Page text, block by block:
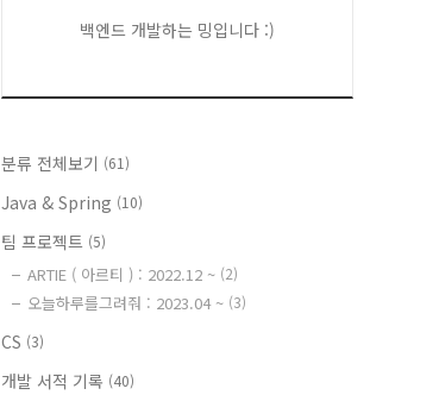
백엔드 개발하는 밍입니다 :)
분류 전체보기 (61)
Java & Spring (10)
팀 프로젝트 (5)
ARTIE ( 아르티 ) : 2022.12 ~ (2)
오늘하루를그려줘 : 2023.04 ~ (3)
CS (3)
개발 서적 기록 (40)